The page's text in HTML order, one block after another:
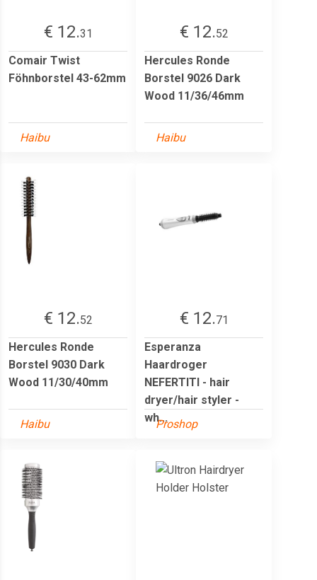
€ 12.31
Comair Twist
Föhnborstel 43-62mm
Haibu
€ 12.52
Hercules Ronde
Borstel 9026 Dark
Wood 11/36/46mm
Haibu
€ 12.52
Hercules Ronde
Borstel 9030 Dark
Wood 11/30/40mm
Haibu
€ 12.71
Esperanza
Haardroger
NEFERTITI - hair
dryer/hair styler -
wh...Proshop